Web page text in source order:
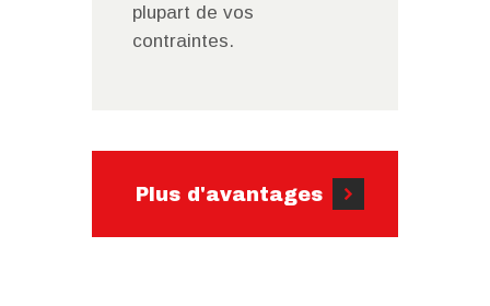
plupart de vos
contraintes.
Plus d'avantages